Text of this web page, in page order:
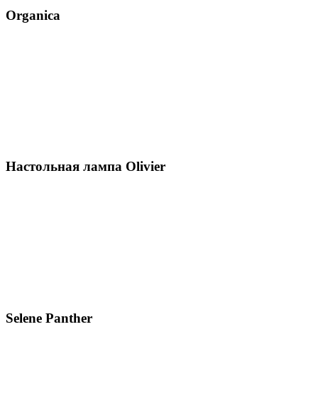
Organica
Настольная лампа Olivier
Selene Panther